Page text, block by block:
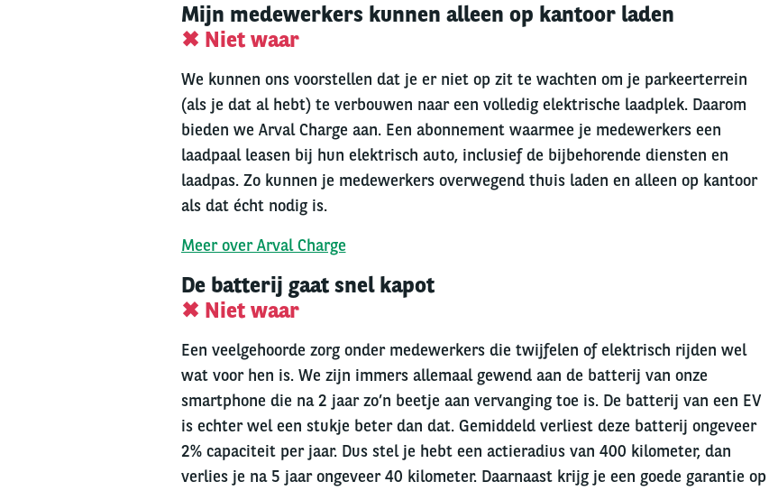
Mijn medewerkers kunnen alleen op kantoor laden
✖ Niet waar
We kunnen ons voorstellen dat je er niet op zit te wachten om je parkeerterrein
(als je dat al hebt) te verbouwen naar een volledig elektrische laadplek. Daarom
bieden we Arval Charge aan. Een abonnement waarmee je medewerkers een
laadpaal leasen bij hun elektrisch auto, inclusief de bijbehorende diensten en
laadpas. Zo kunnen je medewerkers overwegend thuis laden en alleen op kantoor
als dat écht nodig is.
Meer over Arval Charge
De batterij gaat snel kapot
✖ Niet waar
Een veelgehoorde zorg onder medewerkers die twijfelen of elektrisch rijden wel
wat voor hen is. We zijn immers allemaal gewend aan de batterij van onze
smartphone die na 2 jaar zo’n beetje aan vervanging toe is. De batterij van een EV
is echter wel een stukje beter dan dat. Gemiddeld verliest deze batterij ongeveer
2% capaciteit per jaar. Dus stel je hebt een actieradius van 400 kilometer, dan
verlies je na 5 jaar ongeveer 40 kilometer. Daarnaast krijg je een goede garantie op